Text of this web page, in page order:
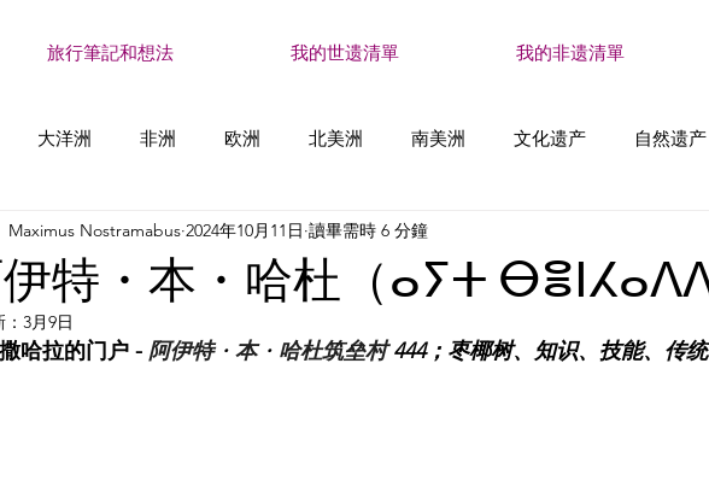
旅行筆記和想法 我的世遗清單 我的非遗清單
大洋洲 非洲 欧洲 北美洲 南美洲 文化遗产 自然遗产
形式 有关自然界和宇宙的知识和实践 社会实践、仪式、节庆活动
特・本・哈杜（ⴰⵢⵜ
Maximus Nostramabus 2024年10月11日 讀畢需時 6 分鐘
3月9日
哈拉的门户 - 阿伊特・ 本・ 哈杜筑垒村 444； 枣椰树、知识、技能、传